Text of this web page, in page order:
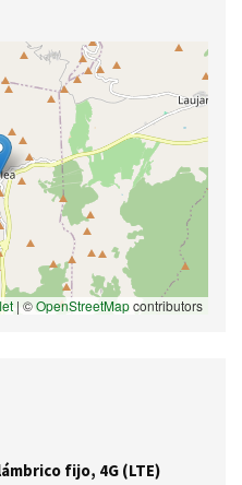
| ©OpenStreetMapcontributors
fijo, 4G (LTE)